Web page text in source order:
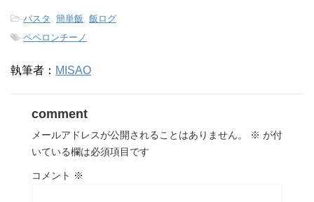
-パスタ 簡単飯 飯ログ
-ペペロンチーノ
執筆者： MISAO
comment
メールアドレスが公開されることはありません。 ※ が付
いている欄は必須項目です
コメント ※